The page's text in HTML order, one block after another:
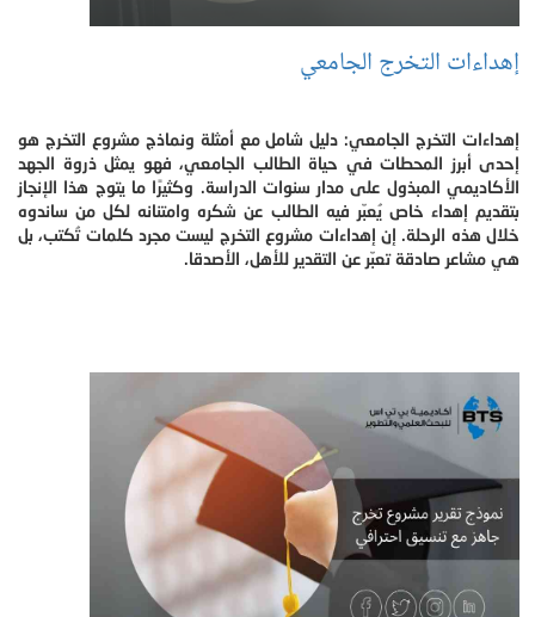
إهداءات التخرج الجامعي
إهداءات التخرج الجامعي: دليل شامل مع أمثلة ونماذج مشروع التخرج هو
إحدى أبرز المحطات في حياة الطالب الجامعي، فهو يمثل ذروة الجهد
الأكاديمي المبذول على مدار سنوات الدراسة. وكثيرًا ما يتوج هذا الإنجاز
بتقديم إهداء خاص يُعبّر فيه الطالب عن شكره وامتنانه لكل من ساندوه
خلال هذه الرحلة. إن إهداءات مشروع التخرج ليست مجرد كلمات تُكتب، بل
هي مشاعر صادقة تعبّر عن التقدير للأهل، الأصدقا.